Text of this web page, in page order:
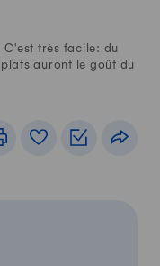
très facile: du
auront le goût du
ImprimerLivre de recettes
Listes de